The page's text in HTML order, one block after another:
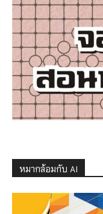
หมากล้อมกับ AI